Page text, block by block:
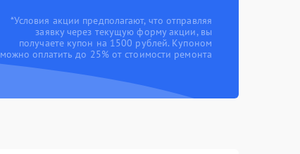
*Условия акции предполагают, что отправляя
заявку через текущую форму акции, вы
получаете купон на 1500 рублей. Купоном
можно оплатить до 25% от стоимости ремонта